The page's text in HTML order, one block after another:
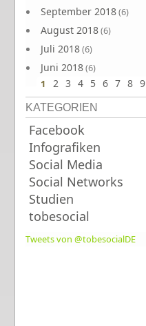
September 2018(6)
August 2018(6)
Juli 2018(6)
Juni 2018(6)
1 2 3 4 5 6 7 8 9
KATEGORIEN
Facebook
Infografiken
Social Media
Social Networks
Studien
tobesocial
Tweets von @tobesocialDE